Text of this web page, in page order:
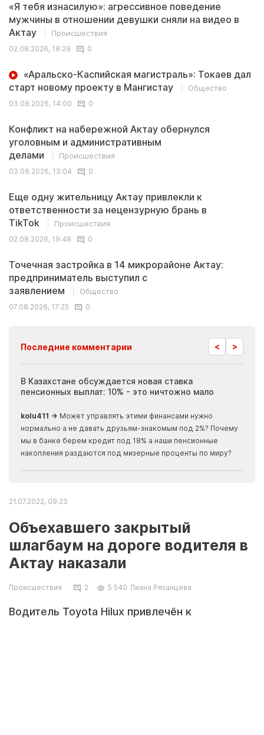
«Я тебя изнасилую»: агрессивное поведение
мужчины в отношении девушки сняли на видео в
Актау
Происшествия
02.08.2026, 18:29
0
«Аральско-Каспийская магистраль»: Токаев дал
старт новому проекту в Мангистау
Общество
03.08.2026, 14:00
0
Конфликт на набережной Актау обернулся
уголовным и административным
делами
Происшествия
03.08.2026, 13:04
0
Еще одну жительницу Актау привлекли к
ответственности за нецензурную брань в
TikTok
Происшествия
02.08.2026, 19:48
0
Точечная застройка в 14 микрорайоне Актау:
предприниматель выступил с
заявлением
Общество
07.08.2026, 17:25
0
Последние комментарии < >
В Казахстане обсуждается новая ставка
пенсионных выплат: 10% - это ничтожно мало
kolu411 → Может управлять этими финансами нужно
нормально а не давать друзьям-знакомым под 2%? Почему
мы в банке берем кредит под 18% а наши пенсионные
накопления раздаются под мизерные проценты по миру?
21.07.2022, 09:23
Объехавшего закрытый
шлагбаум на дороге водителя в
Актау наказали
Происшествия 2 5 540 Лиана Рязанцева
Водитель Toyota Hilux привлечён к